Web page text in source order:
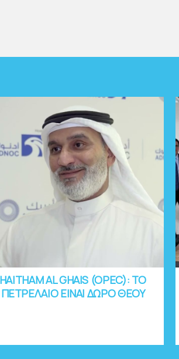
HAITHAM AL GHAIS (OPEC): ΤΟ
ΠΕΤΡΕΛΑΙΟ ΕΙΝΑΙ ΔΩΡΟ ΘΕΟΥ